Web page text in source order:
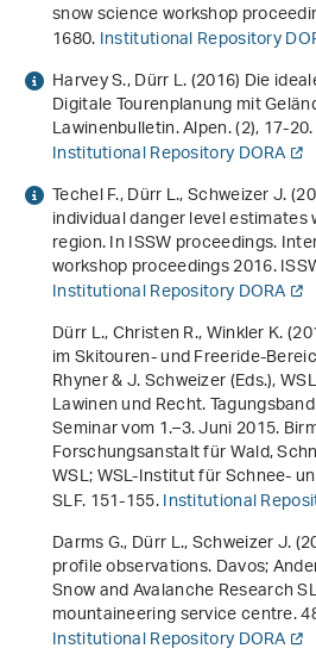
snow science workshop
1680.Institutional Repository
Harvey S., Dürr L. (2016) Die
Digitale Tourenplanung mit
Lawinenbulletin. Alpen. (2), 17-20.
Institutional Repository DORA
Techel F., Dürr L., Schweizer J.
individual danger level
region. InISSW proceedings.
workshop proceedings 2016.
Institutional Repository DORA
Dürr L., Christen R., Winkler K.
im Skitouren- und Freeride-
Rhyner & J. Schweizer (Eds.),
Lawinen und Recht.
Seminar vom 1.–3. Juni 2015.
Forschungsanstalt für Wald,
WSL; WSL-Institut für Schnee-
SLF. 151-155.Institutional
Darms G., Dürr L., Schweizer J.
profile observations. Davos;
Snow and Avalanche Research
mountaineering service centre.
Institutional Repository DORA